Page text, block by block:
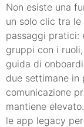
Non esiste una
un solo clic tra
passaggi pratici:
gruppi con i
guida di
due settimane in
comunicazione
mantiene
le app legacy